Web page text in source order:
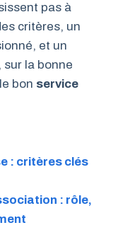
pas à
critères, un
et un
sur la bonne
bon service
: critères clés
: rôle,